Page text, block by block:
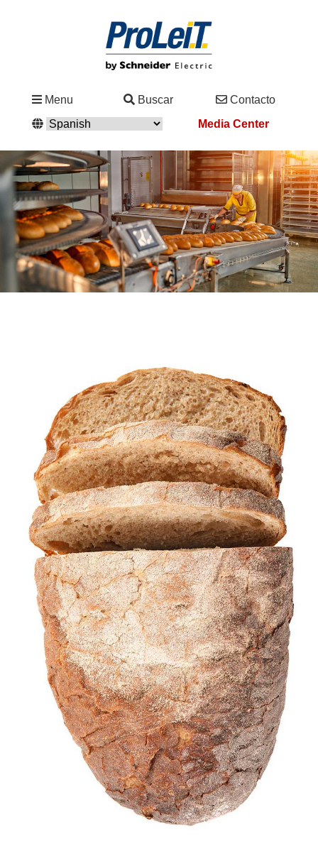
Menu Buscar
Contacto
Media Center
Soluciones
Servicio
&
Asistencia
Academy
Noticias
Eventos
Socios
Acerca
ProLeiT
Contacto